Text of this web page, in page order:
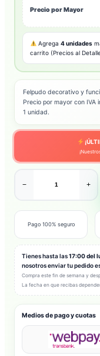
Precio por Mayor
Agrega4 unidades
carrito (Precios al
Felpudo decorativo y
Precio por mayor con IVA
1 unidad.
− +
Pago 100% seguro
Tienes hasta las17:00 del
nosotros enviar tu pedido
Compra este fin de semana y
La fecha en que recibas
Medios de pago y cuotas